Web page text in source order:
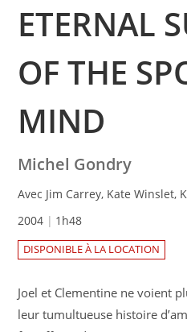
ETERNAL
OF THE
MIND
Michel Gondry
Avec Jim Carrey, Kate Winslet,
2004
1h48
DISPONIBLE À LA LOCATION
Joel et Clementine ne voient
leur tumultueuse histoire